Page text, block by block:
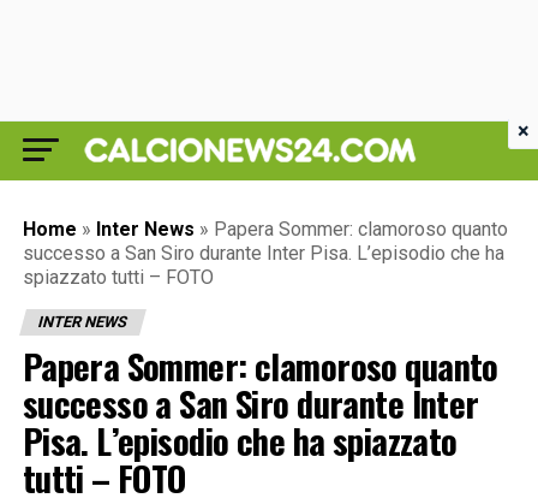
Home » Inter News » Papera Sommer: clamoroso quanto
successo a San Siro durante Inter Pisa. L’episodio che ha
spiazzato tutti – FOTO
INTER NEWS
Papera Sommer: clamoroso quanto
successo a San Siro durante Inter
Pisa. L’episodio che ha spiazzato
tutti – FOTO
×